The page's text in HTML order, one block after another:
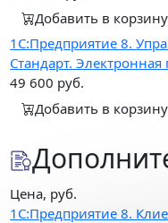
Добавить в корзину
1С:Предприятие 8.
Стандарт. Электронная
49 600 руб.
Добавить в корзину
Цена, руб.
1С:Предприятие 8.